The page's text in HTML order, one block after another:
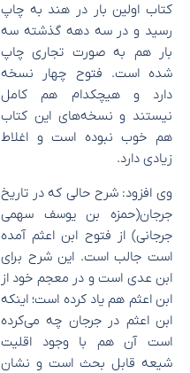
کتاب اولین بار در هند به چاپ
رسید و در سه دهه گذشته سه
بار هم به صورت تجاری چاپ
شده است. فتوح چهار نسخه
دارد و هیچکدام هم کامل
نیستند و نسخه‌های این کتاب
هم خوب نبوده است و اغلاط
زیادی دارد.
وی افزود: شرح حالی که در تاریخ
جرجان(حمزه بن یوسف سهمی
جرجانی) از فتوح ابن اعثم آمده
است جالب است. این شرح برای
ابن عدی است و در معجم خود از
ابن اعثم هم یاد کرده است؛ اینکه
ابن اعثم در جرجان چه می‌کرده
است آن هم با وجود اقلیت
شیعه قابل بحث است و نشان